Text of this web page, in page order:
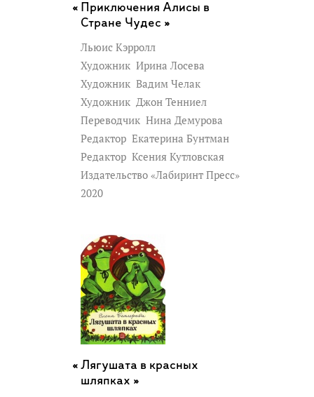
Приключения Алисы в
Стране Чудес »
Льюис Кэрролл
Художник Ирина Лосева
Художник Вадим Челак
Художник Джон Тенниел
Переводчик Нина Демурова
Редактор Екатерина Бунтман
Редактор Ксения Кутловская
Издательство «Лабиринт Пресс»
2020
Лягушата в красных
шляпках »